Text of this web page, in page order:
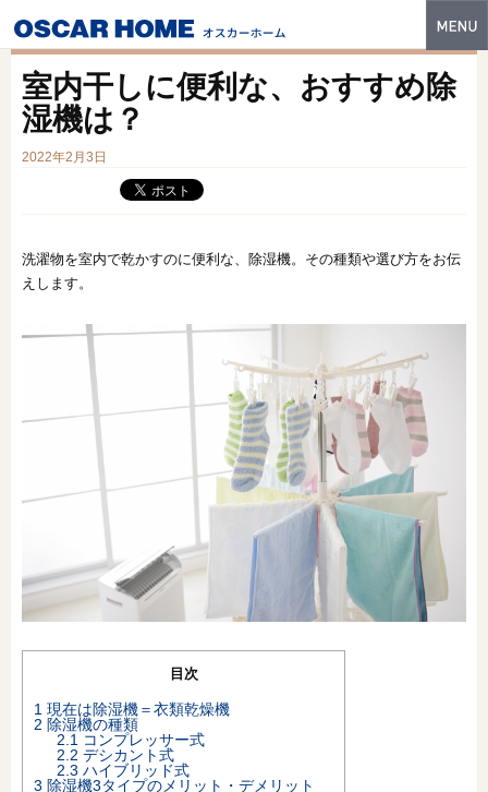
特長
イベント・モデルハウス
フォトギャラリー
販売中の物件
スマートセレクト
土地情報
オンライン相談会
室内干しに便利な、おすすめ除
湿機は？
2022年2月3日
洗濯物を室内で乾かすのに便利な、除湿機。その種類や選び方をお伝
えします。
目次
1 現在は除湿機＝衣類乾燥機
2 除湿機の種類
2.1 コンプレッサー式
2.2 デシカント式
2.3 ハイブリッド式
3 除湿機3タイプのメリット・デメリット